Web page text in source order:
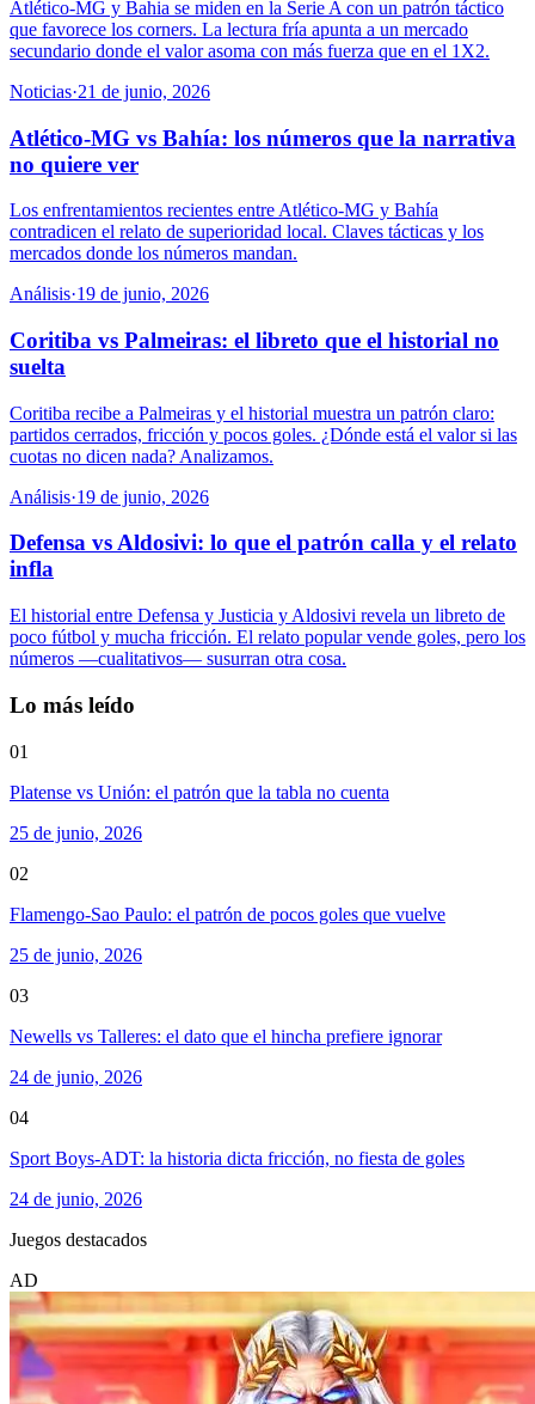
Atlético-MG y Bahia se miden en la Serie A con un patrón táctico
que favorece los corners. La lectura fría apunta a un mercado
secundario donde el valor asoma con más fuerza que en el 1X2.
Noticias·21 de junio, 2026
Atlético-MG vs Bahía: los números que la narrativa
no quiere ver
Los enfrentamientos recientes entre Atlético-MG y Bahía
contradicen el relato de superioridad local. Claves tácticas y los
mercados donde los números mandan.
Análisis·19 de junio, 2026
Coritiba vs Palmeiras: el libreto que el historial no
suelta
Coritiba recibe a Palmeiras y el historial muestra un patrón claro:
partidos cerrados, fricción y pocos goles. ¿Dónde está el valor si las
cuotas no dicen nada? Analizamos.
Análisis·19 de junio, 2026
Defensa vs Aldosivi: lo que el patrón calla y el relato
infla
El historial entre Defensa y Justicia y Aldosivi revela un libreto de
poco fútbol y mucha fricción. El relato popular vende goles, pero los
números —cualitativos— susurran otra cosa.
Lo más leído
01
Platense vs Unión: el patrón que la tabla no cuenta
25 de junio, 2026
02
Flamengo-Sao Paulo: el patrón de pocos goles que vuelve
25 de junio, 2026
03
Newells vs Talleres: el dato que el hincha prefiere ignorar
24 de junio, 2026
04
Sport Boys-ADT: la historia dicta fricción, no fiesta de goles
24 de junio, 2026
Juegos destacados
AD